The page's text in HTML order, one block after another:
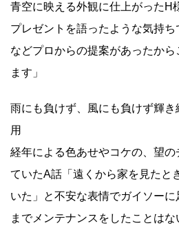
青空に映える外観に仕上がったH
プレゼントを語ったような気持ち
などプロからの提案があったか
ます」
雨にも負けず、風にも負けず輝
用
経年による色あせやコケの、望
ていたA話「遠くから家を見たと
いた」と不安な表情でガイソー
までメンテナンスをしたことはな